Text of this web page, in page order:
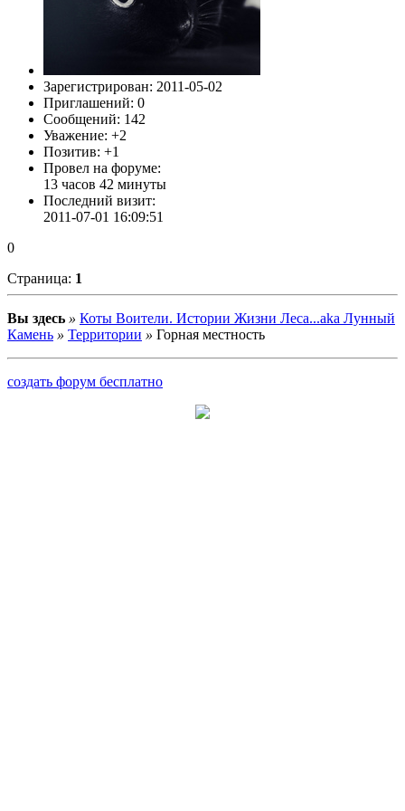
с упрощенными условиями
приема ВСЕХ персонажей. Нам, как
развивающемуся форуму, необходима
ваша помощь. Если вы: дизайнер,
аватар-мейкер, пиарщик или человек
с опытом администрирования
ролевых, милости просим в личку к
Дрозду, там и все и обсудим. Для
новичков есть специальные раздел
Гостевая книга
задать все, интересующие вас
вопросы и администрация с
удовольствием на них ответит. Для
начала, пожалуй достаточно. Гости,
новым игрокам. Мм.. и с
активной игры:)
Зарегистрирован: 2011-05-02
Приглашений: 0
Сообщений: 142
Уважение: +2
Позитив: +1
Провел на форуме:
13 часов 42 минуты
Последний визит:
2011-07-01 16:09:51
0
Страница: 1
Вы здесь » Коты Воители. Истории Жизни Леса...aka Лунный
Камень » Территории » Горная местность
создать форум бесплатно